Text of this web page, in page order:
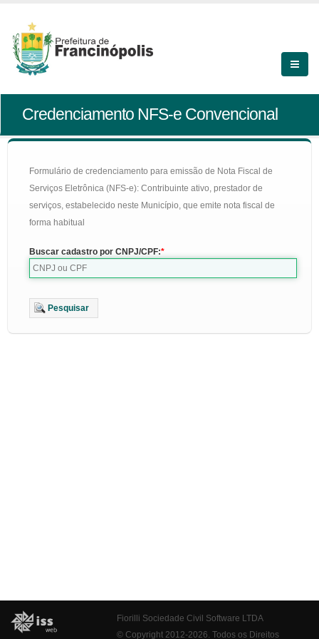
Credenciamento NFS-e Convencional
Formulário de credenciamento para emissão de Nota Fiscal de
Serviços Eletrônica (NFS-e): Contribuinte ativo, prestador de
serviços, estabelecido neste Município, que emite nota fiscal de
forma habitual
Buscar cadastro por CNPJ/CPF:
Pesquisar
Fiorilli Sociedade Civil Software LTDA
© Copyright 2012-2026. Todos os Direitos